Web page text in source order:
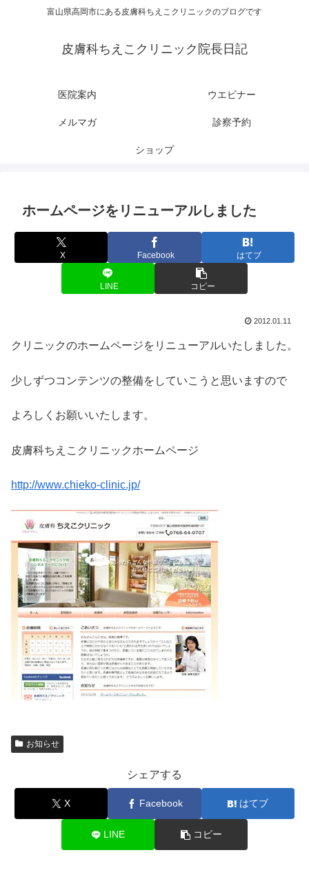
富山県高岡市にある皮膚科ちえこクリニックのブログです
皮膚科ちえこクリニック院長日記
医院案内 ウエビナー
メルマガ 診察予約
ショップ
ホームページをリニューアルしました
X Facebook はてブ
LINE コピー
2012.01.11
クリニックのホームページをリニューアルいたしました。
少しずつコンテンツの整備をしていこうと思いますので
よろしくお願いいたします。
皮膚科ちえこクリニックホームページ
http://www.chieko-clinic.jp/
お知らせ
シェアする
X Facebook はてブ
LINE コピー